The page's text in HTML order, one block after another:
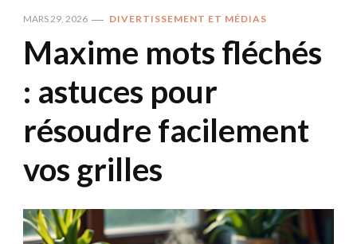
MARS 29, 2026 DIVERTISSEMENT ET MÉDIAS
Maxime mots fléchés
: astuces pour
résoudre facilement
vos grilles